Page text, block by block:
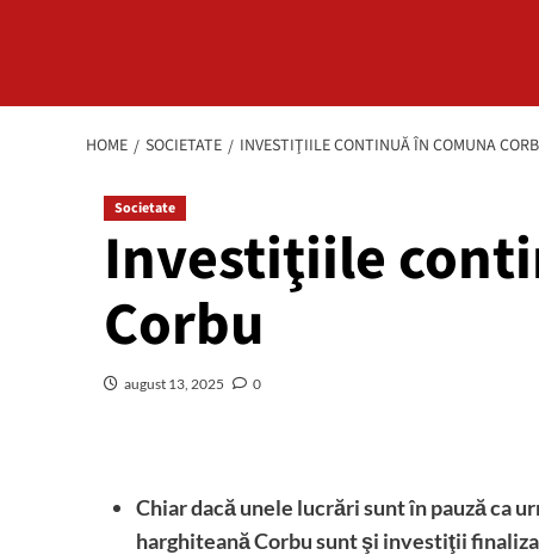
HOME SOCIETATE INVESTIŢIILE CONTINUĂ ÎN COMUNA
Societate
Investiţiile
Corbu
august 13, 2025 0
Chiar dacă unele lucrări sunt în pauză ca
harghiteană Corbu sunt şi investiţii